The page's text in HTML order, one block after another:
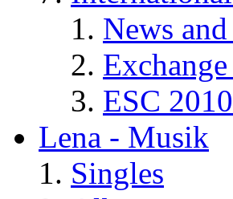
News
ESC
Lena - Musik
Singles